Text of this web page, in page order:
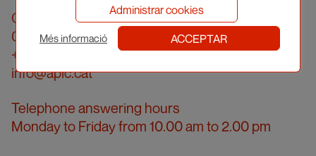
Carrer Londres, 96, pral. 2a
08036 Barcelona
+34 934 161 474
info@apic.cat
Telephone answering hours
Monday to Friday from 10.00 am to 2.00 pm
Administrar cookies
Més informació ACCEPTAR